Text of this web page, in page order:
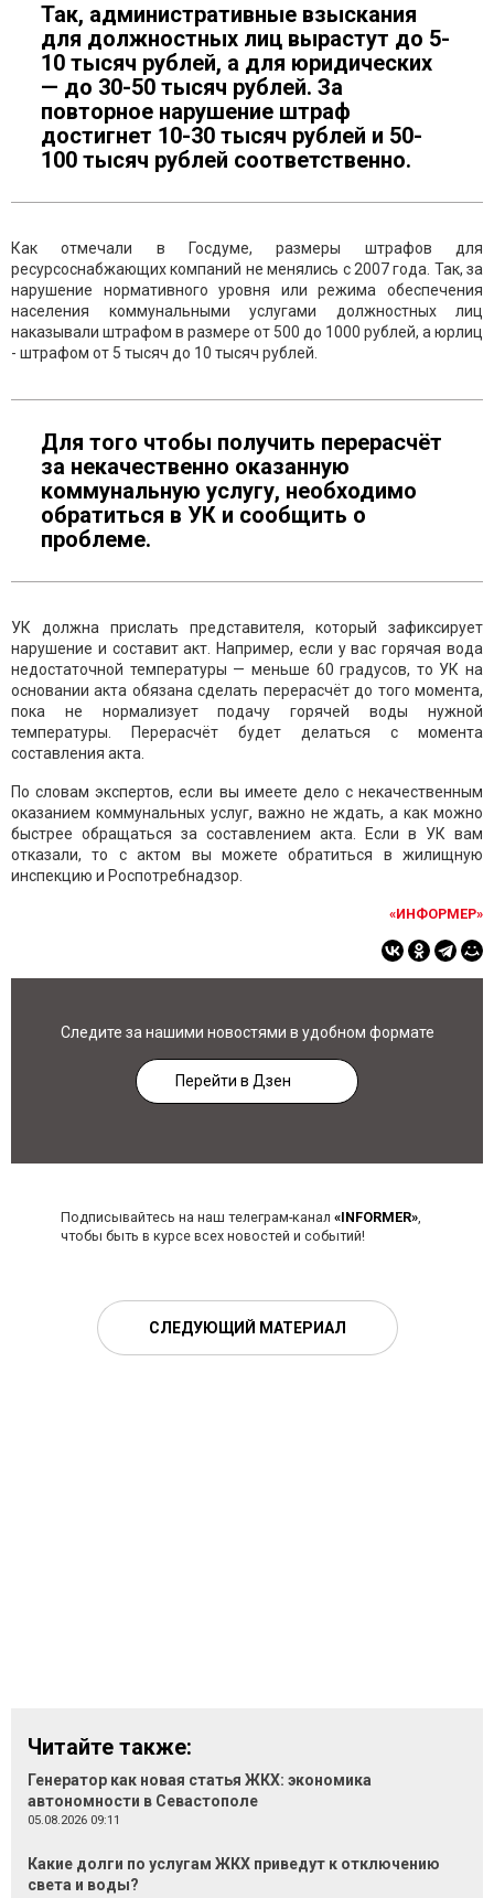
Так, административные взыскания
для должностных лиц вырастут до 5-
10 тысяч рублей, а для юридических
— до 30-50 тысяч рублей. За
повторное нарушение штраф
достигнет 10-30 тысяч рублей и 50-
100 тысяч рублей соответственно.
Как отмечали в Госдуме, размеры штрафов для
ресурсоснабжающих компаний не менялись с 2007 года. Так, за
нарушение нормативного уровня или режима обеспечения
населения коммунальными услугами должностных лиц
наказывали штрафом в размере от 500 до 1000 рублей, а юрлиц
- штрафом от 5 тысяч до 10 тысяч рублей.
Для того чтобы получить перерасчёт
за некачественно оказанную
коммунальную услугу, необходимо
обратиться в УК и сообщить о
проблеме.
УК должна прислать представителя, который зафиксирует
нарушение и составит акт. Например, если у вас горячая вода
недостаточной температуры — меньше 60 градусов, то УК на
основании акта обязана сделать перерасчёт до того момента,
пока не нормализует подачу горячей воды нужной
температуры. Перерасчёт будет делаться с момента
составления акта.
По словам экспертов, если вы имеете дело с некачественным
оказанием коммунальных услуг, важно не ждать, а как можно
быстрее обращаться за составлением акта. Если в УК вам
отказали, то с актом вы можете обратиться в жилищную
инспекцию и Роспотребнадзор.
«ИНФОРМЕР»
Следите за нашими новостями в удобном формате
Перейти в Дзен
Подписывайтесь на наш телеграм-канал «INFORMER»,
чтобы быть в курсе всех новостей и событий!
СЛЕДУЮЩИЙ МАТЕРИАЛ
Читайте также:
Генератор как новая статья ЖКХ: экономика
автономности в Севастополе
05.08.2026 09:11
Какие долги по услугам ЖКХ приведут к отключению
света и воды?